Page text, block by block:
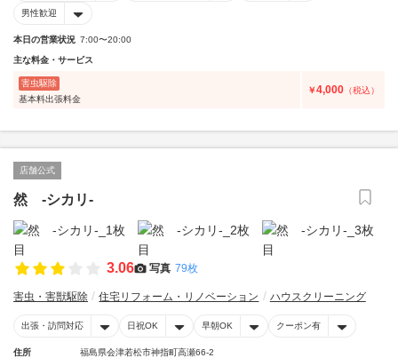
男性歓迎
本日の営業状況 7:00〜20:00
主な料金・サービス
害虫駆除
基本料出張料金
￥4,000 （税込）
店舗公式
然 -シカリ-
3.06 写真 79枚
害虫・害獣駆除 住宅リフォーム・リノベーション ハウスクリーニング
出張・訪問対応 日祝OK 早朝OK クーポン有
住所
福島県会津若松市神指町高瀬66-2